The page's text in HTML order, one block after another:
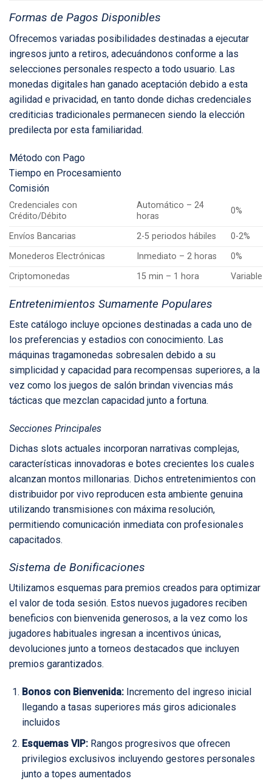
Formas de Pagos Disponibles
Ofrecemos variadas posibilidades destinadas a ejecutar
ingresos junto a retiros, adecuándonos conforme a las
selecciones personales respecto a todo usuario. Las
monedas digitales han ganado aceptación debido a esta
agilidad e privacidad, en tanto donde dichas credenciales
crediticias tradicionales permanecen siendo la elección
predilecta por esta familiaridad.
Método con Pago
Tiempo en Procesamiento
Comisión
Credenciales con
Crédito/Débito
Automático – 24
horas
0%
Envíos Bancarias 2-5 periodos hábiles
0-2%
Monederos Electrónicas
Inmediato – 2 horas
0%
Criptomonedas
15 min – 1 hora Variable
Entretenimientos Sumamente Populares
Este catálogo incluye opciones destinadas a cada uno de
los preferencias y estadios con conocimiento. Las
máquinas tragamonedas sobresalen debido a su
simplicidad y capacidad para recompensas superiores, a la
vez como los juegos de salón brindan vivencias más
tácticas que mezclan capacidad junto a fortuna.
Secciones Principales
Dichas slots actuales incorporan narrativas complejas,
características innovadoras e botes crecientes los cuales
alcanzan montos millonarias. Dichos entretenimientos con
distribuidor por vivo reproducen esta ambiente genuina
utilizando transmisiones con máxima resolución,
permitiendo comunicación inmediata con profesionales
capacitados.
Sistema de Bonificaciones
Utilizamos esquemas para premios creados para optimizar
el valor de toda sesión. Estos nuevos jugadores reciben
beneficios con bienvenida generosos, a la vez como los
jugadores habituales ingresan a incentivos únicas,
devoluciones junto a torneos destacados que incluyen
premios garantizados.
Bonos con Bienvenida:Incremento del ingreso inicial
llegando a tasas superiores más giros adicionales
incluidos
Esquemas VIP:Rangos progresivos que ofrecen
privilegios exclusivos incluyendo gestores personales
junto a topes aumentados